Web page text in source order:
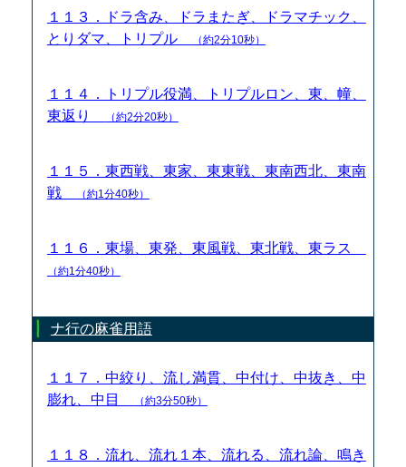
１１３．ドラ含み、ドラまたぎ、ドラマチック、
とりダマ、トリプル
（約2分10秒）
１１４．トリプル役満、トリプルロン、東、幢、
東返り
（約2分20秒）
１１５．東西戦、東家、東東戦、東南西北、東南
戦
（約1分40秒）
１１６．東場、東発、東風戦、東北戦、東ラス
（約1分40秒）
ナ行の麻雀用語
１１７．中絞り、流し満貫、中付け、中抜き、中
膨れ、中目
（約3分50秒）
１１８．流れ、流れ１本、流れる、流れ論、鳴き